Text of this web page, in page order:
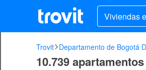
Viviendas
enta
Trovit Departamento de Bogotá
10.739